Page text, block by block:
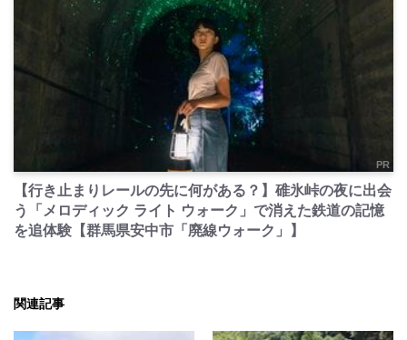
PR
【行き止まりレールの先に何がある？】碓氷峠の夜に出会
う「メロディック ライト ウォーク」で消えた鉄道の記憶
を追体験【群馬県安中市「廃線ウォーク」】
関連記事